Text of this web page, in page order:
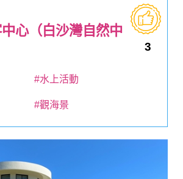
心（白沙灣自然中
3
#水上活動
#觀海景